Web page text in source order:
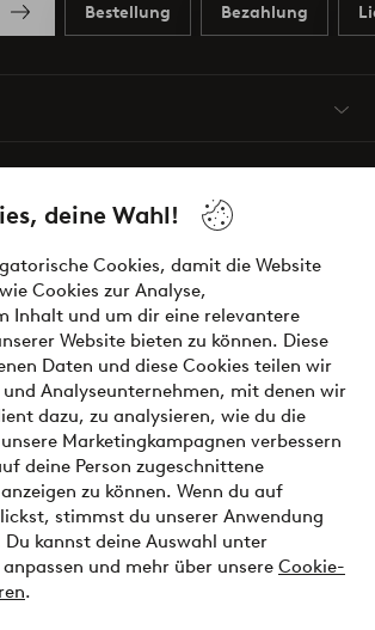
deine Wahl!
Cookies, damit die Website
Cookies zur Analyse,
Inhalt und um dir eine relevantere
Website bieten zu können. Diese
Daten und diese Cookies teilen wir
Analyseunternehmen, mit denen wir
dazu, zu analysieren, wie du die
Marketingkampagnen verbessern
deine Person zugeschnittene
zu können. Wenn du auf
stimmst du unserer Anwendung
Du kannst deine Auswahl unter
und mehr über unsere Cookie-
.
Bestellung Bezahlung
- Jetzt bezahlen oder aufteilen
du mehr über unsere
erfahren?